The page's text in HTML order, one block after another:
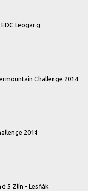
Leogang
Challenge 2014
2014
5 Zlín - Lesňák